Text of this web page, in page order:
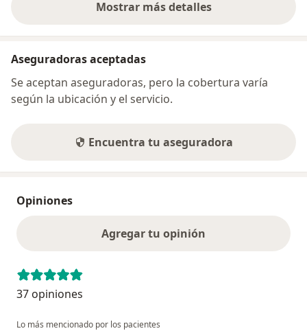
Mostrar más detalles
sobre la dirección
Aseguradoras aceptadas
Se aceptan aseguradoras, pero la cobertura varía
según la ubicación y el servicio.
Encuentra tu aseguradora
Opiniones
Agregar tu opinión
37 opiniones
Lo más mencionado por los pacientes